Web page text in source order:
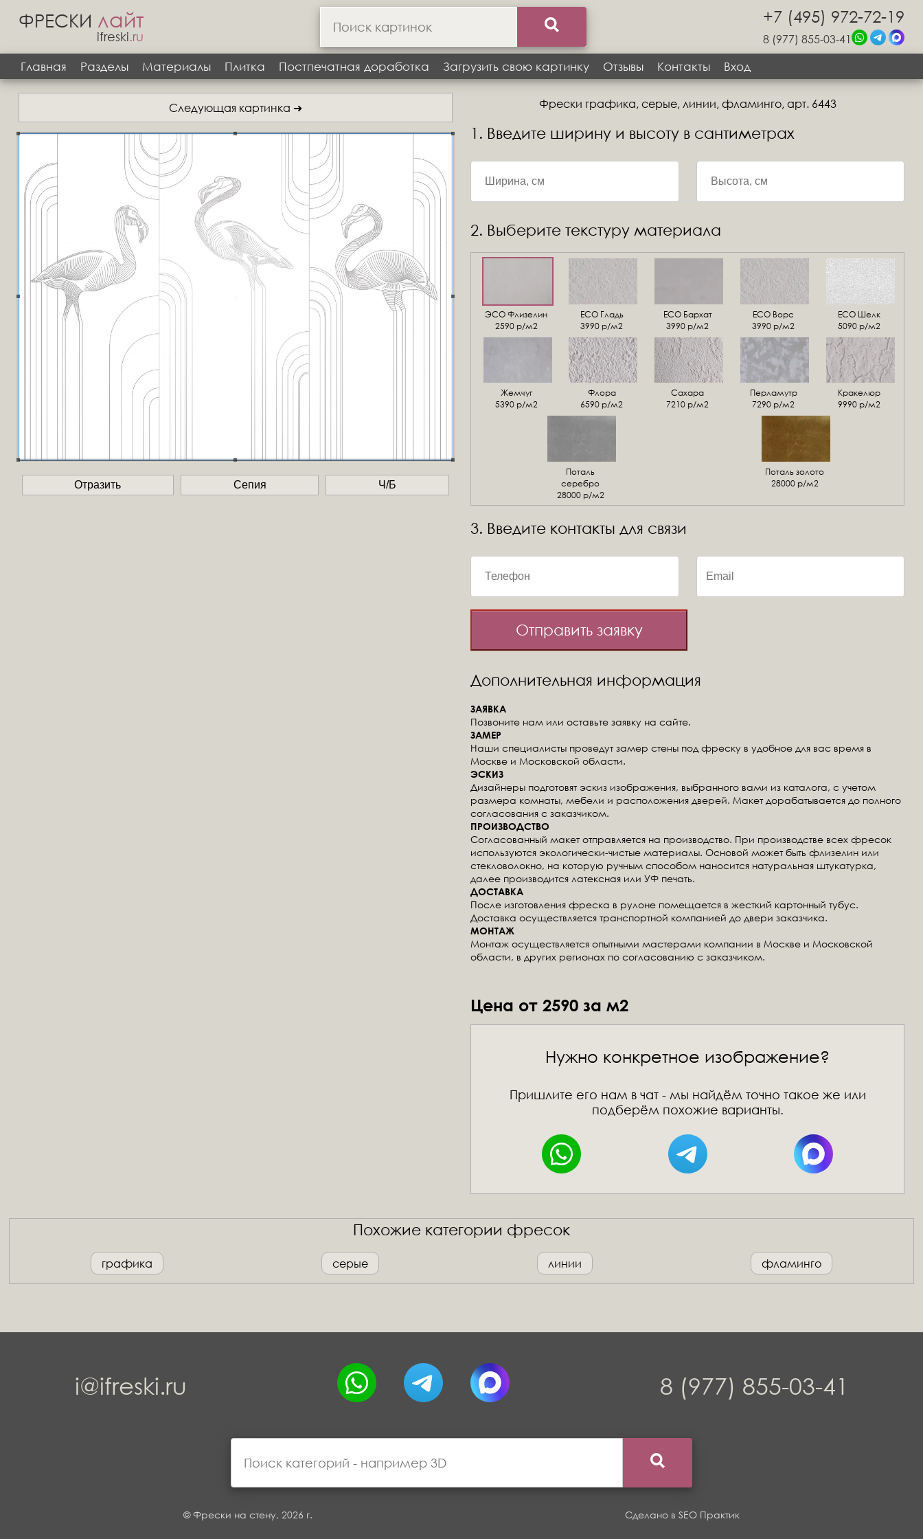
ФРЕСКИ лайт
ifreski.ru
+7 (495) 972-72-19
8 (977) 855-03-41
Главная
Разделы Материалы Плитка Постпечатная доработка Загрузить свою картинку Отзывы Контакты Вход
Следующая картинка ➜
Отразить Сепия Ч/Б
Фрески графика, серые, линии, фламинго, арт. 6443
1. Введите ширину и высоту в сантиметрах
2. Выберите текстуру материала
ЭСО Флизелин
2590 р/м2
ЕСО Гладь
3990 р/м2
ECO Бархат
3990 р/м2
ЕСО Ворс
3990 р/м2
ЕСО Шелк
5090 р/м2
Жемчуг
5390 р/м2
Флора
6590 р/м2
Сахара
7210 р/м2
Перламутр
7290 р/м2
Кракелюр
9990 р/м2
Поталь
серебро
28000 р/м2
Поталь золото
28000 р/м2
3. Введите контакты для связи
Отправить заявку
Дополнительная информация
ЗАЯВКА
Позвоните нам или оставьте заявку на сайте.
ЗАМЕР
Наши специалисты проведут замер стены под фреску в удобное для вас время в
Москве и Московской области.
ЭСКИЗ
Дизайнеры подготовят эскиз изображения, выбранного вами из каталога, с учетом
размера комнаты, мебели и расположения дверей. Макет дорабатывается до полного
согласования с заказчиком.
ПРОИЗВОДСТВО
Согласованный макет отправляется на производство. При производстве всех фресок
используются экологически-чистые материалы. Основой может быть флизелин или
стекловолокно, на которую ручным способом наносится натуральная штукатурка,
далее производится латексная или УФ печать.
ДОСТАВКА
После изготовления фреска в рулоне помещается в жесткий картонный тубус.
Доставка осуществляется транспортной компанией до двери заказчика.
МОНТАЖ
Монтаж осуществляется опытными мастерами компании в Москве и Московской
области, в других регионах по согласованию с заказчиком.
Цена от 2590 за м2
Нужно конкретное изображение?
Пришлите его нам в чат - мы найдём точно такое же или
подберём похожие варианты.
Похожие категории фресок
графика серые линии фламинго
i@ifreski.ru 8 (977) 855-03-41
© Фрески на стену, 2026 г. Сделано в SEO Практик